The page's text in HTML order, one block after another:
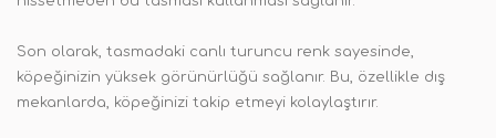
Son olarak, tasmadaki canlı turuncu renk sayesinde,
köpeğinizin yüksek görünürlüğü sağlanır. Bu, özellikle dış
mekanlarda, köpeğinizi takip etmeyi kolaylaştırır.